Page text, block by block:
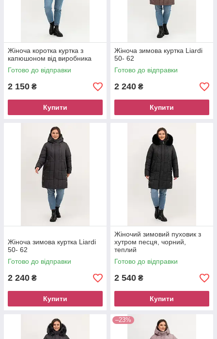
современные модели;
широкий выбор размеров;
Доставка по Украине.
Жіноча коротка куртка з
капюшоном від виробника
Готово до відправки
2 150 ₴
Купити
Жіноча зимова куртка Liardi
50- 62
Готово до відправки
2 240 ₴
Купити
Жіноча зимова куртка Liardi
50- 62
Готово до відправки
2 240 ₴
Купити
Жіночий зимовий пуховик з
хутром песця, чорний,
теплий
Готово до відправки
2 540 ₴
Купити
–23%